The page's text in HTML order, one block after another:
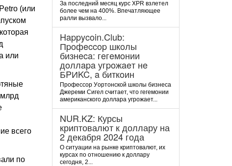
(или
или
всего
по
За последний месяц курс XPR взлетел
более чем на 400%. Впечатляющее
ралли вызвало...
Happycoin.Club:
Пpoфeccop шкoлы
бизнeca: гeгeмoнии
дoллapa угpoжaeт нe
БPИKC, a биткoин
Пpoфeccop Уopтoнcкoй шкoлы бизнeca
Джepeми Cигeл cчитaeт, чтo гeгeмoнии
aмepикaнcкoгo дoллapa угpoжaeт...
NUR.KZ: Курсы
криптовалют к доллару на
2 декабря 2024 года
О ситуации на рынке криптовалют, их
курсах по отношению к доллару
сегодня, 2...